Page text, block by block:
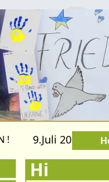
9.Juli 2026 bis
Hi